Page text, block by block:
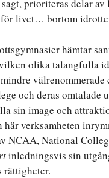
prioriteras delar av
livet… bortom
hämtar
olika talangfulla
och deras omtalade
sin image och
här verksamheten
NCAA, National
inledningsvis sin